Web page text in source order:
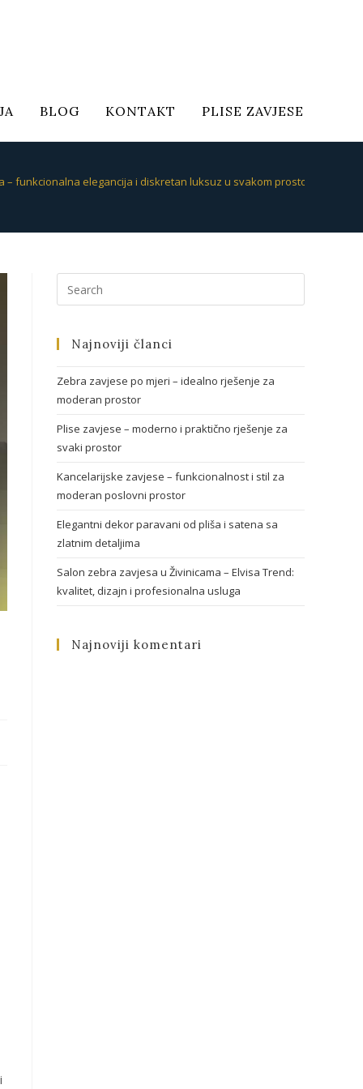
BLOG KONTAKT PLISE ZAVJESE
– funkcionalna elegancija i diskretan luksuz u svakom prostoru
Najnoviji članci
Zebra zavjese po mjeri – idealno rješenje za
moderan prostor
Plise zavjese – moderno i praktično rješenje za
svaki prostor
Kancelarijske zavjese – funkcionalnost i stil za
moderan poslovni prostor
Elegantni dekor paravani od pliša i satena sa
zlatnim detaljima
Salon zebra zavjesa u Živinicama – Elvisa Trend:
kvalitet, dizajn i profesionalna usluga
Najnoviji komentari